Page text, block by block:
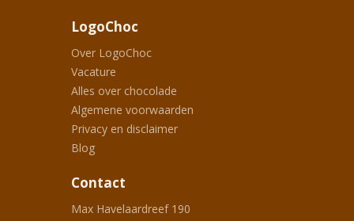
LogoChoc
Over LogoChoc
Vacature
Alles over chocolade
Algemene voorwaarden
Privacy en disclaimer
Blog
Contact
Max Havelaardreef 190